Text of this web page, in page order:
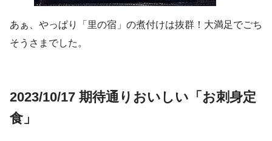
あぁ、やっぱり「里の宿」の煮付けは抜群！大満足でごち
そうさまでした。
2023/10/17 期待通りおいしい「お刺身定
食」